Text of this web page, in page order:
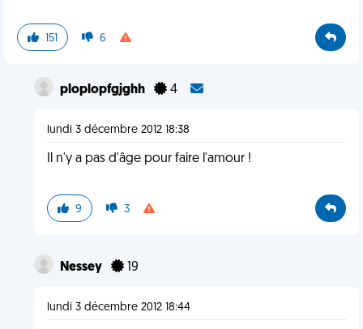
151 6
ploplopfgjghh 4
lundi 3 décembre 2012 18:38
Il n'y a pas d'âge pour faire l'amour !
9 3
Nessey 19
lundi 3 décembre 2012 18:44